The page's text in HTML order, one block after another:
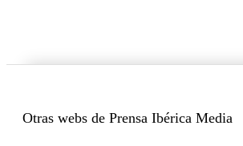
Otras webs de Prensa Ibérica Media